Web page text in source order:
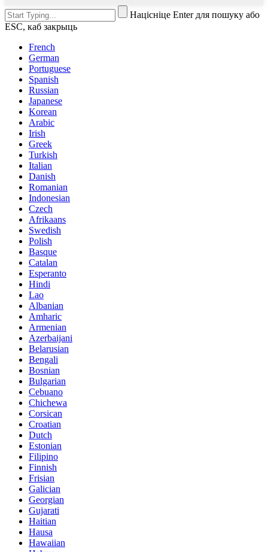
Націсніце Enter для пошуку або
ESC, каб закрыць
French
German
Portuguese
Spanish
Russian
Japanese
Korean
Arabic
Irish
Greek
Turkish
Italian
Danish
Romanian
Indonesian
Czech
Afrikaans
Swedish
Polish
Basque
Catalan
Esperanto
Hindi
Lao
Albanian
Amharic
Armenian
Azerbaijani
Belarusian
Bengali
Bosnian
Bulgarian
Cebuano
Chichewa
Corsican
Croatian
Dutch
Estonian
Filipino
Finnish
Frisian
Galician
Georgian
Gujarati
Haitian
Hausa
Hawaiian